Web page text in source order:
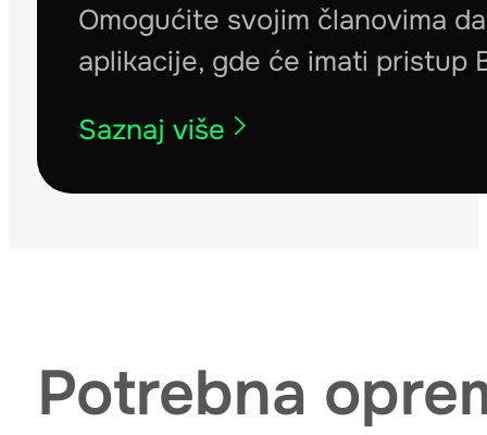
Omogućite svojim članovima
aplikacije, gde će imati pristup
Saznaj više
Potrebna